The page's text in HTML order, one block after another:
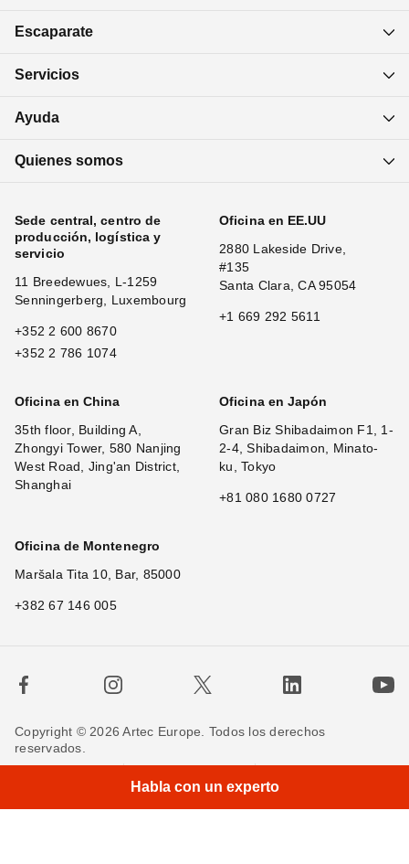
Escaparate
Servicios
Ayuda
Quienes somos
Sede central, centro de
producción, logística y
servicio
11 Breedewues, L-1259
Senningerberg, Luxembourg
+352 2 600 8670
+352 2 786 1074
Oficina en EE.UU
2880 Lakeside Drive,
#135
Santa Clara, CA 95054
+1 669 292 5611
Oficina en China
35th floor, Building A,
Zhongyi Tower, 580 Nanjing
West Road, Jing'an District,
Shanghai
Oficina en Japón
Gran Biz Shibadaimon F1, 1-
2-4, Shibadaimon, Minato-
ku, Tokyo
+81 080 1680 0727
Oficina de Montenegro
Maršala Tita 10, Bar, 85000
+382 67 146 005
Copyright © 2026 Artec Europe. Todos los derechos
reservados.
Política de privacidad
Política de cookies
Habla con un experto